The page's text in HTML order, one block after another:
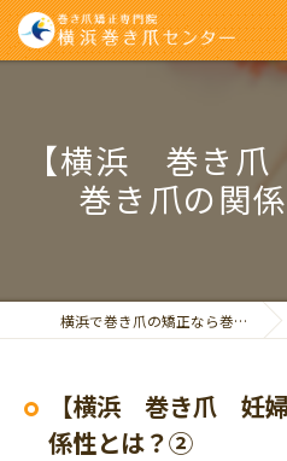
【横浜 巻き
巻き爪の関
横浜で巻き爪の矯正なら巻き爪矯正専門院 横浜巻き爪センター
【横浜 巻き爪 妊
係性とは？②